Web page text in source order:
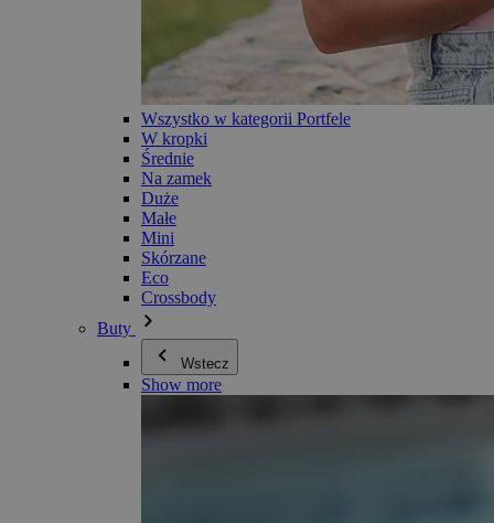
Wszystko w kategorii Portfele
W kropki
Średnie
Na zamek
Duże
Małe
Mini
Skórzane
Eco
Crossbody
Buty
Wstecz
Show more